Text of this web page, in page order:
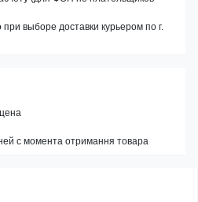
выборе доставки курьером по г.
с момента отримання товара